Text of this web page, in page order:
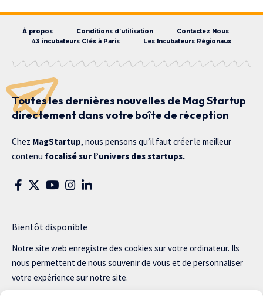
À propos Conditions d’utilisation
Contactez Nous
43 incubateurs Clés à Paris
Les Incubateurs Régionaux
Toutes les dernières nouvelles de Mag Startup
directement dans votre boîte de réception
Chez MagStartup, nous pensons qu’il faut créer le meilleur
contenu focalisé sur l’univers des startups.
Bientôt disponible
Notre site web enregistre des cookies sur votre ordinateur. Ils
nous permettent de nous souvenir de vous et de personnaliser
votre expérience sur notre site.